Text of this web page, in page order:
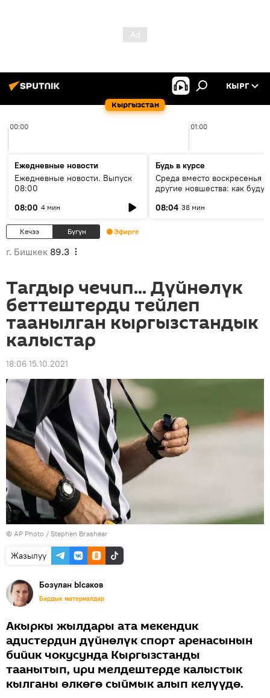
Кыргызстан
КЫРГ
00:00 01:00
Ежедневные новости
Ежедневные новости. Выпуск
08:00
08:00 4 мин
Будь в курсе
Среда вместо воскресенья и
другие новшества: как будут
08:04 38 мин
Кечээ Бүгүн Эфирге
г. Бишкек 89.3
Тагдыр чечип... Дүйнөлүк
беттештерди тейлеп
таанылган кыргызстандык
калыстар
18:06 15.10.2021
© AP Photo / Stephen Brashear
Жазылуу
Бозулан Ысаков
Бардык материалдар
Акыркы жылдары ата мекендик
адистердин дүйнөлүк спорт аренасынын
бийик чокусунда Кыргызстанды
таанытып, ири мелдештерде калыстык
кылганы өлкөгө сыймык алып келүүдө.